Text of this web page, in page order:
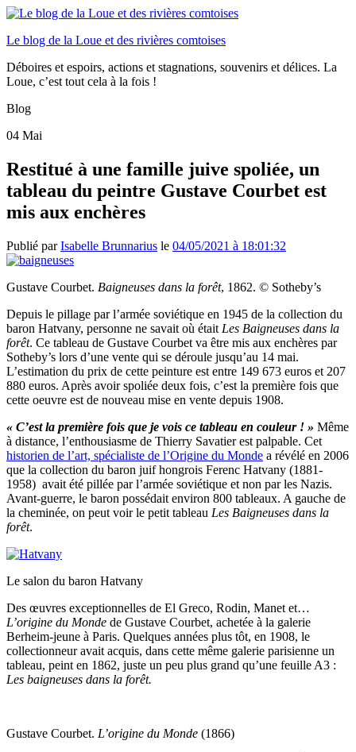
Le blog de la Loue et des rivières comtoises
Déboires et espoirs, actions et stagnations, souvenirs et délices. La
Loue, c’est tout cela à la fois !
Blog
04 Mai
Restitué à une famille juive spoliée, un
tableau du peintre Gustave Courbet est
mis aux enchères
Publié parIsabelle Brunnarius le 04/05/2021 à 18:01:32
Gustave Courbet. Baigneuses dans la forêt, 1862. © Sotheby’s
Depuis le pillage par l’armée soviétique en 1945 de la collection du
baron Hatvany, personne ne savait où était Les Baigneuses dans la
forêt. Ce tableau de Gustave Courbet va être mis aux enchères par
Sotheby’s lors d’une vente qui se déroule jusqu’au 14 mai.
L’estimation du prix de cette peinture est entre 149 673 euros et 207
880 euros. Après avoir spoliée deux fois, c’est la première fois que
cette oeuvre est de nouveau mise en vente depuis 1908.
« C’est la première fois que je vois ce tableau en couleur ! » Même
à distance, l’enthousiasme de Thierry Savatier est palpable. Cet
historien de l’art, spécialiste de l’Origine du Monde a révélé en 2006
que la collection du baron juif hongrois Ferenc Hatvany (1881-
1958) avait été pillée par l’armée soviétique et non par les Nazis.
Avant-guerre, le baron possédait environ 800 tableaux. A gauche de
la cheminée, on peut voir le petit tableau Les Baigneuses dans la
forêt.
Le salon du baron Hatvany
Des œuvres exceptionnelles de El Greco, Rodin, Manet et…
L’origine du Monde de Gustave Courbet, achetée à la galerie
Berheim-jeune à Paris. Quelques années plus tôt, en 1908, le
collectionneur avait acquis, dans cette même galerie parisienne un
tableau, peint en 1862, juste un peu plus grand qu’une feuille A3 :
Les baigneuses dans la forêt.
Gustave Courbet. L’origine du Monde (1866)